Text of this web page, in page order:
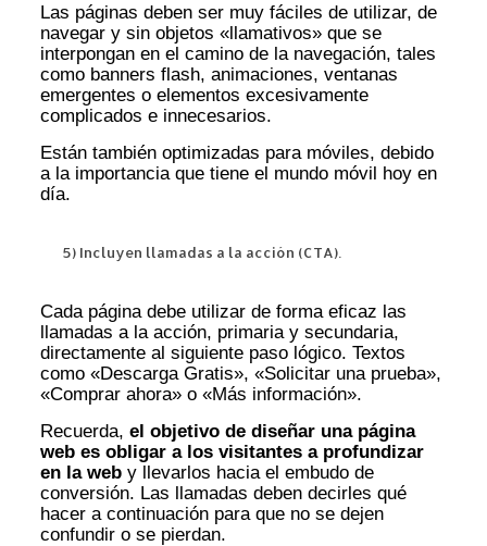
Las páginas deben ser muy fáciles de utilizar, de
navegar y sin objetos «llamativos» que se
interpongan en el camino de la navegación, tales
como banners flash, animaciones, ventanas
emergentes o elementos excesivamente
complicados e innecesarios.
Están también optimizadas para móviles, debido
a la importancia que tiene el mundo móvil hoy en
día.
5) Incluyen llamadas a la acción (CTA).
Cada página debe utilizar de forma eficaz las
llamadas a la acción, primaria y secundaria,
directamente al siguiente paso lógico. Textos
como «Descarga Gratis», «Solicitar una prueba»,
«Comprar ahora» o «Más información».
Recuerda, el objetivo de diseñar una página
web es obligar a los visitantes a profundizar
en la weby llevarlos hacia el embudo de
conversión. Las llamadas deben decirles qué
hacer a continuación para que no se dejen
confundir o se pierdan.